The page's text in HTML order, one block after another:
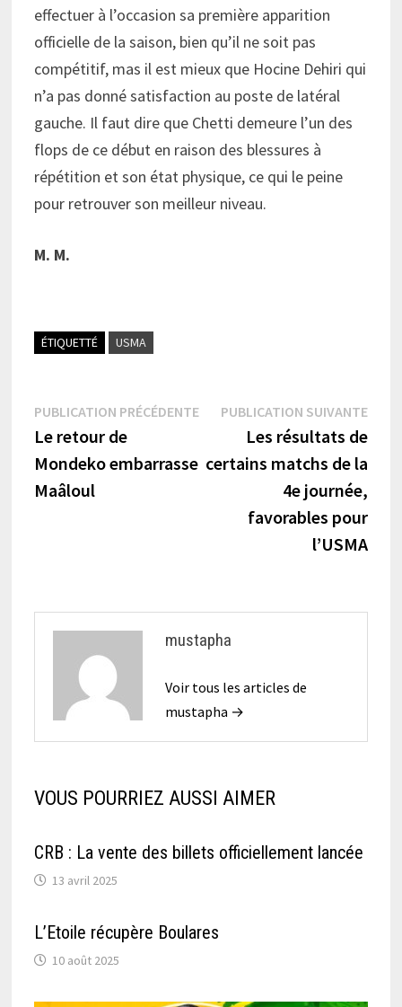
effectuer à l’occasion sa première apparition
officielle de la saison, bien qu’il ne soit pas
compétitif, mas il est mieux que Hocine Dehiri qui
n’a pas donné satisfaction au poste de latéral
gauche. Il faut dire que Chetti demeure l’un des
flops de ce début en raison des blessures à
répétition et son état physique, ce qui le peine
pour retrouver son meilleur niveau.
M. M.
ÉTIQUETTÉ USMA
Navigation
de
l’article
PUBLICATION PRÉCÉDENTEPublication
précédente :
Le retour de
Mondeko embarrasse
Maâloul
PUBLICATION SUIVANTE
Les résultats de
certains matchs de la
4e journée,
favorables pour
l’USMA
mustapha
Voir tous les articles de
mustapha →
VOUS POURRIEZ AUSSI AIMER
CRB : La vente des billets officiellement lancée
13 avril 2025
L’Etoile récupère Boulares
10 août 2025